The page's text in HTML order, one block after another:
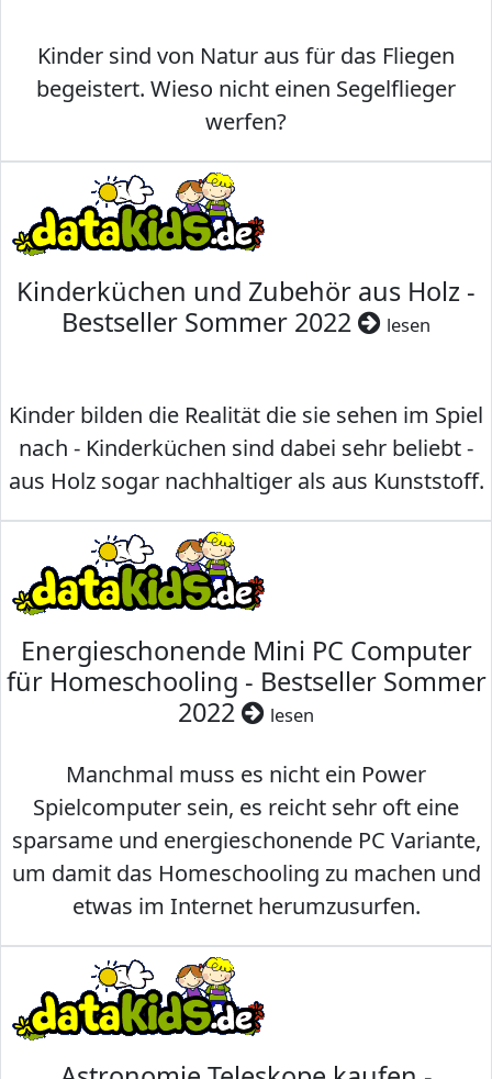
Kinder sind von Natur aus für das Fliegen
begeistert. Wieso nicht einen Segelflieger
werfen?
Kinderküchen und Zubehör aus Holz -
Bestseller Sommer 2022
lesen
Kinder bilden die Realität die sie sehen im Spiel
nach - Kinderküchen sind dabei sehr beliebt -
aus Holz sogar nachhaltiger als aus Kunststoff.
Energieschonende Mini PC Computer
für Homeschooling - Bestseller Sommer
2022
lesen
Manchmal muss es nicht ein Power
Spielcomputer sein, es reicht sehr oft eine
sparsame und energieschonende PC Variante,
um damit das Homeschooling zu machen und
etwas im Internet herumzusurfen.